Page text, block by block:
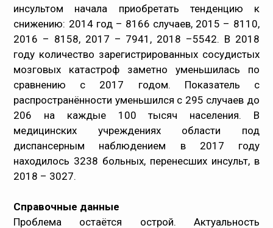
инсультом начала приобретать тенденцию к
снижению: 2014 год – 8166 случаев, 2015 – 8110,
2016 – 8158, 2017 – 7941, 2018 –5542. В 2018
году количество зарегистрированных сосудистых
мозговых катастроф заметно уменьшилась по
сравнению с 2017 годом. Показатель с
распространённости уменьшился с 295 случаев до
206 на каждые 100 тысяч населения. В
медицинских учреждениях области под
диспансерным наблюдением в 2017 году
находилось 3238 больных, перенесших инсульт, в
2018 – 3027.
Справочные данные
Проблема остаётся острой. Актуальность